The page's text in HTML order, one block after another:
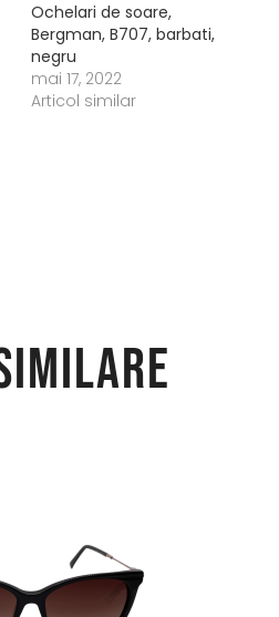
Ochelari de soare,
Bergman, B707, barbati,
negru
mai 17, 2022
Articol similar